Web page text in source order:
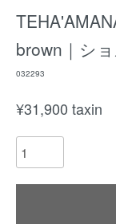
brown｜シ
032293
¥31,900 taxin